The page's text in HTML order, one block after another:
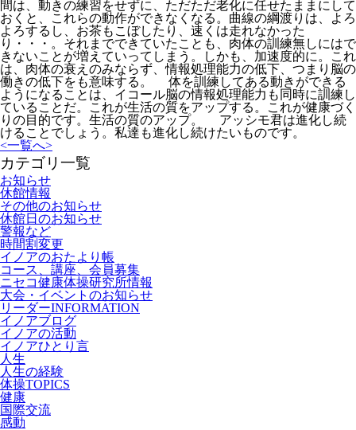
間は、動きの練習をせずに、ただただ老化に任せたままにして
おくと、これらの動作ができなくなる。曲線の綱渡りは、よろ
よろするし、お茶もこぼしたり、速くは走れなかった
り・・・。それまでできていたことも、肉体の訓練無しにはで
きないことが増えていってしまう。しかも、加速度的に。これ
は、肉体の衰えのみならず、情報処理能力の低下、つまり脳の
働きの低下をも意味する。 体を訓練してある動きができる
ようになることは、イコール脳の情報処理能力も同時に訓練し
ていることだ。これが生活の質をアップする。これが健康づく
りの目的です。生活の質のアップ。 アッシモ君は進化し続
けることでしょう。私達も進化し続けたいものです。
<一覧へ>
カテゴリ一覧
お知らせ
休館情報
その他のお知らせ
休館日のお知らせ
警報など
時間割変更
イノアのおたより帳
コース、講座、会員募集
ニセコ健康体操研究所情報
大会・イベントのお知らせ
リーダーINFORMATION
イノアブログ
イノアの活動
イノアひとり言
人生
人生の経験
体操TOPICS
健康
国際交流
感動